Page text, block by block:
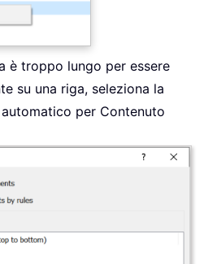
è troppo lungo per essere
su una riga, seleziona la
per Contenuto